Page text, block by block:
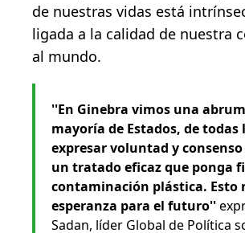
de nuestras vidas está
ligada a la calidad de nuestra
al mundo.
''En Ginebra vimos una
mayoría de Estados, de todas
expresar voluntad y
un tratado eficaz que ponga
contaminación plástica. Esto
esperanza para el futuro''
Sadan, líder Global de Política